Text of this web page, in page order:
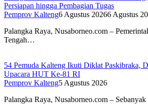
Persiapan hingga Pembagian Tugas
Pemprov Kalteng6 Agustus 20266 Agustus
Palangka Raya, Nusaborneo.com –
Tengah…
54 Pemuda Kalteng Ikuti Diklat Paskibraka,
Upacara HUT Ke-81 RI
Pemprov Kalteng5 Agustus 2026
Palangka Raya, Nusaborneo.com –